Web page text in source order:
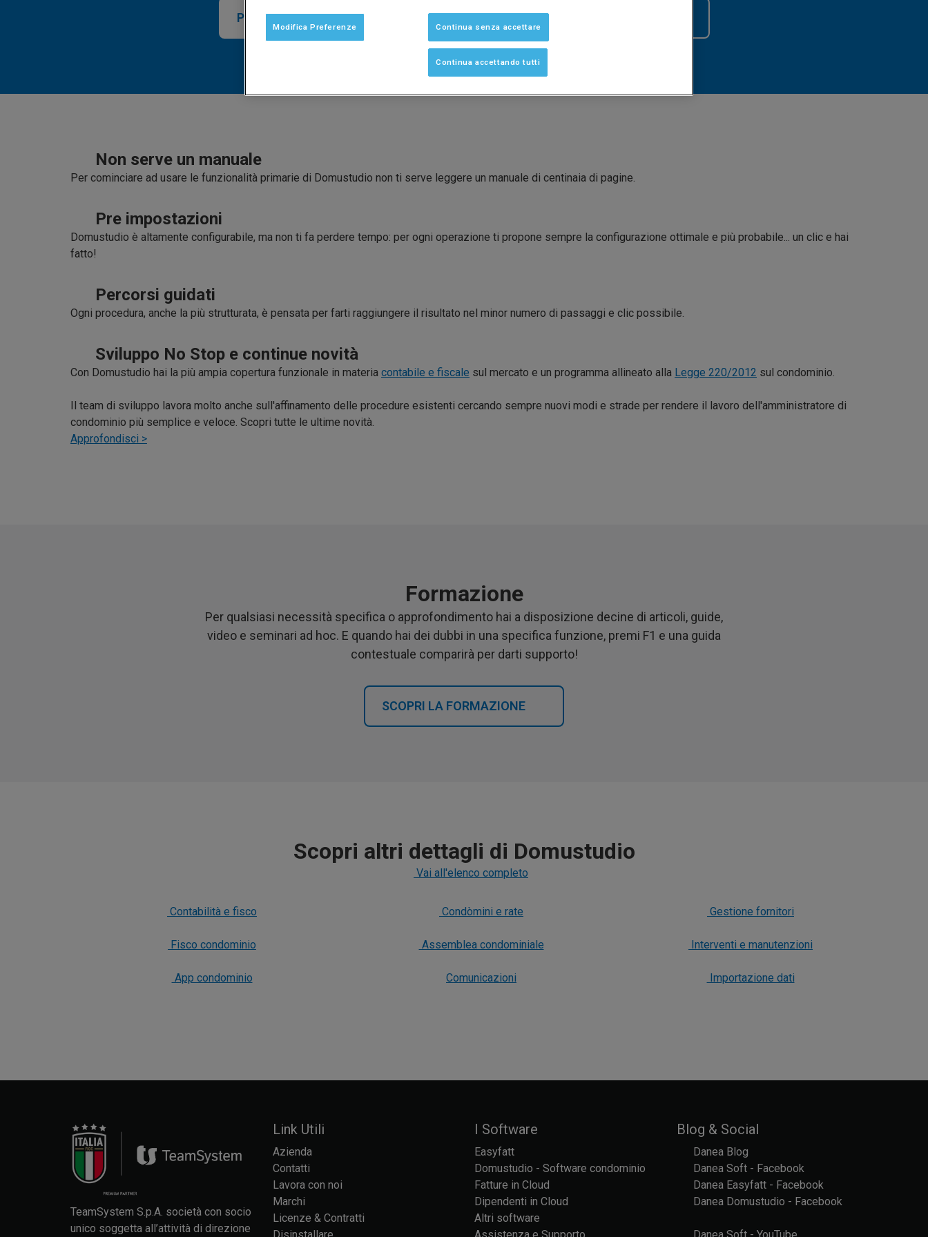
PROVA GRATIS DOMUSTUDIO CONFRONTA LE VERSIONI E I PREZZI
Non serve un manuale
Per cominciare ad usare le funzionalità primarie di Domustudio non ti serve leggere un manuale di centinaia di pagine.
Pre impostazioni
Domustudio è altamente configurabile, ma non ti fa perdere tempo: per ogni operazione ti propone sempre la configurazione ottimale e più probabile... un clic e hai
fatto!
Percorsi guidati
Ogni procedura, anche la più strutturata, è pensata per farti raggiungere il risultato nel minor numero di passaggi e clic possibile.
Sviluppo No Stop e continue novità
Con Domustudio hai la più ampia copertura funzionale in materia contabile e fiscale sul mercato e un programma allineato alla Legge 220/2012 sul condominio.
Il team di sviluppo lavora molto anche sull'affinamento delle procedure esistenti cercando sempre nuovi modi e strade per rendere il lavoro dell'amministratore di
condominio più semplice e veloce. Scopri tutte le ultime novità.
Approfondisci >
Formazione
Per qualsiasi necessità specifica o approfondimento hai a disposizione decine di articoli, guide,
video e seminari ad hoc. E quando hai dei dubbi in una specifica funzione, premi F1 e una guida
contestuale comparirà per darti supporto!
SCOPRI LA FORMAZIONE
Scopri altri dettagli di Domustudio
Vai all'elenco completo
Contabilità e fisco
Fisco condominio
App condominio
Condòmini e rate
Assemblea condominiale
Comunicazioni
Gestione fornitori
Interventi e manutenzioni
Importazione dati
TeamSystem S.p.A. società con socio
unico soggetta all’attività di direzione
Link Utili
Azienda
Contatti
Lavora con noi
Marchi
Licenze & Contratti
I Software
Easyfatt
Domustudio - Software condominio
Fatture in Cloud
Dipendenti in Cloud
Altri software
Blog & Social
Danea Blog
Danea Soft - Facebook
Danea Easyfatt - Facebook
Danea Domustudio - Facebook
Modifica Preferenze Continua senza accettare
Continua accettando tutti